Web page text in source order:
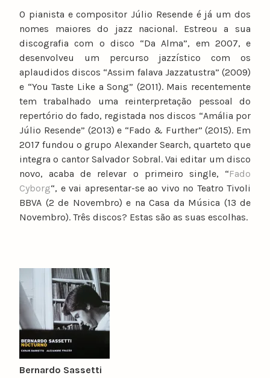
O pianista e compositor Júlio Resende é já um dos
nomes maiores do jazz nacional. Estreou a sua
discografia com o disco “Da Alma”, em 2007, e
desenvolveu um percurso jazzístico com os
aplaudidos discos “Assim falava Jazzatustra” (2009)
e “You Taste Like a Song” (2011). Mais recentemente
tem trabalhado uma reinterpretação pessoal do
repertório do fado, registada nos discos “Amália por
Júlio Resende” (2013) e “Fado & Further” (2015). Em
2017 fundou o grupo Alexander Search, quarteto que
integra o cantor Salvador Sobral. Vai editar um disco
novo, acaba de relevar o primeiro single, “Fado
Cyborg“, e vai apresentar-se ao vivo no Teatro Tivoli
BBVA (2 de Novembro) e na Casa da Música (13 de
Novembro). Três discos? Estas são as suas escolhas.
Bernardo Sassetti